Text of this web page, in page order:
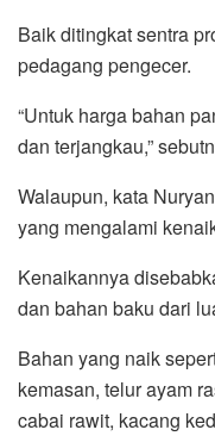
Baik ditingkat sentra
pedagang pengecer.
“Untuk harga bahan
dan terjangkau,”
Walaupun, kata
yang mengalami
Kenaikannya
dan bahan baku dari
Bahan yang naik
kemasan, telur ayam
cabai rawit, kacang